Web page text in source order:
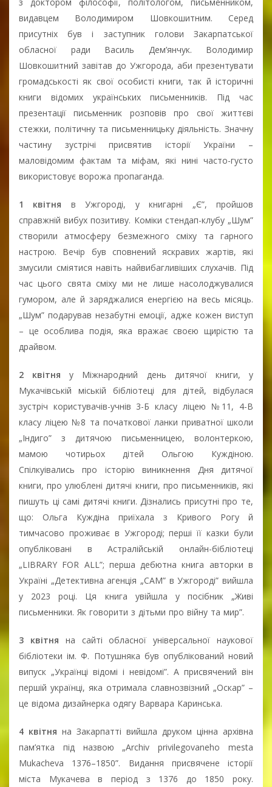
видавцем Володимиром Шовкошитним. Серед
присутніх був і заступник голови Закарпатської
обласної ради Василь Дем’янчук. Володимир
Шовкошитний завітав до Ужгорода, аби презентувати
громадськості як свої особисті книги, так й історичні
книги відомих українських письменників. Під час
презентації письменник розповів про свої життєві
стежки, політичну та письменницьку діяльність. Значну
частину зустрічі присвятив історії України –
маловідомим фактам та міфам, які нині часто-густо
використовує ворожа пропаганда.
1 квітня в Ужгороді, у книгарні „Є”, пройшов
справжній вибух позитиву. Коміки стендап-клубу „Шум”
створили атмосферу безмежного сміху та гарного
настрою. Вечір був сповнений яскравих жартів, які
змусили сміятися навіть найвибагливіших слухачів. Під
час цього свята сміху ми не лише насолоджувалися
гумором, але й заряджалися енергією на весь місяць.
„Шум” подарував незабутні емоції, адже кожен виступ
– це особлива подія, яка вражає своєю щирістю та
драйвом.
2 квітня у Міжнародний день дитячої книги, у
Мукачівській міській бібліотеці для дітей, відбулася
зустріч користувачів-учнів 3-Б класу ліцею №11, 4-В
класу ліцею №8 та початкової ланки приватної школи
„Індиго” з дитячою письменницею, волонтеркою,
мамою чотирьох дітей Ольгою Куждіною.
Спілкуівались про історію виникнення Дня дитячої
книги, про улюблені дитячі книги, про письменників, які
пишуть ці самі дитячі книги. Дізнались присутні про те,
що: Ольга Куждіна приїхала з Кривого Рогу й
тимчасово проживає в Ужгороді; перші її казки були
опубліковані в Астралійській онлайн-бібліотеці
„LIBRARY FOR ALL”; перша дебютна книга авторки в
Україні „Детективна агенція „САМ” в Ужгороді” вийшла
у 2023 році. Ця книга увійшла у посібник „Живі
письменники. Як говорити з дітьми про війну та мир”.
3 квітня на сайті обласної універсальної наукової
бібліотеки ім. Ф. Потушняка був опублікований новий
випуск „Українці відомі і невідомі”. А присвячений він
першій українці, яка отримала славнозвізний „Оскар” –
це відома дизайнерка одягу Варвара Каринська.
4 квітня на Закарпатті вийшла друком цінна архівна
пам’ятка під назвою „Archiv privilegovaneho mesta
Mukacheva 1376–1850”. Видання присвячене історії
міста Мукачева в період з 1376 до 1850 року.